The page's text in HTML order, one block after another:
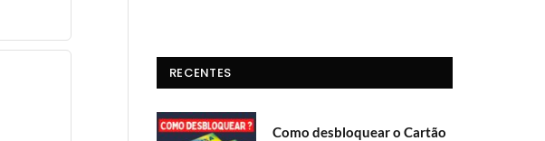
RECENTES
Como desbloquear o Cartão